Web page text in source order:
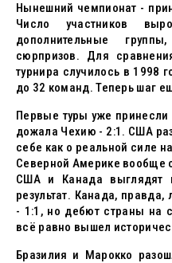
Нынешний чемпионат -
Число участников
дополнительные
сюрпризов. Для
турнира случилось в 1998
до 32 команд. Теперь шаг
Первые туры уже
дожала Чехию - 2:1. США
себе как о реальной силе
Северной Америке вообще
США и Канада выглядят
результат. Канада,
- 1:1, но дебют страны на
всё равно вышел
Бразилия и Марокко